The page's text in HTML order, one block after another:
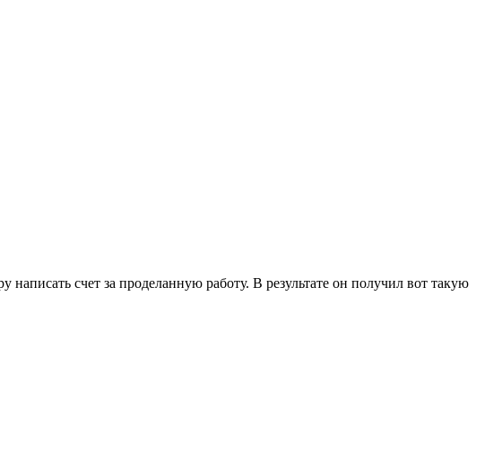
счет за проделанную работу. В результате он получил вот такую